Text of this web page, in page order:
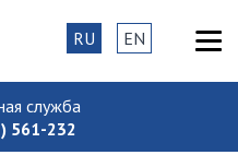
служба
561-232
RU EN